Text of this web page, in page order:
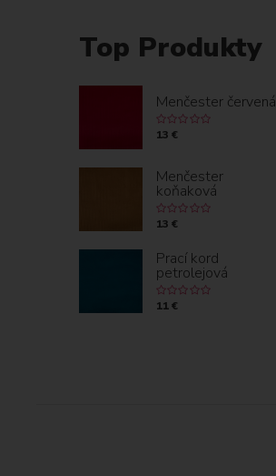
Top Produkty
Menčester červená
13 €
Menčester
koňaková
13 €
Prací kord
petrolejová
11 €